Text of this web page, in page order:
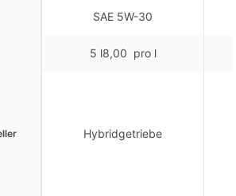
SAE 5W-30
5 l8,00  pro l
Hybridgetriebe